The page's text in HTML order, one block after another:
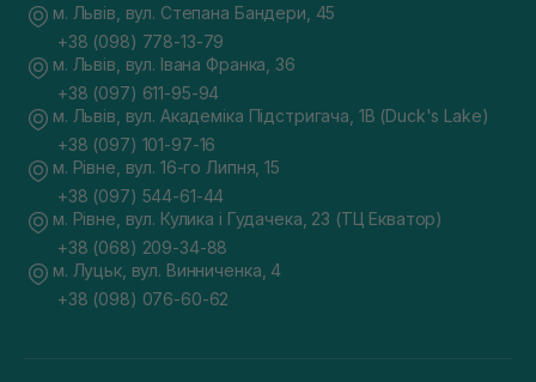
м. Львів, вул. Степана Бандери, 45
+38 (098) 778-13-79
м. Львів, вул. Івана Франка, 36
+38 (097) 611-95-94
м. Львів, вул. Академіка Підстригача, 1В (Duck's Lake)
+38 (097) 101-97-16
м. Рівне, вул. 16-го Липня, 15
+38 (097) 544-61-44
м. Рівне, вул. Кулика і Гудачека, 23 (ТЦ Екватор)
+38 (068) 209-34-88
м. Луцьк, вул. Винниченка, 4
+38 (098) 076-60-62